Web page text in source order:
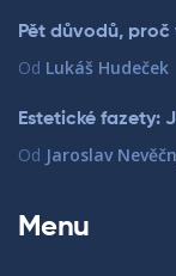
Pět důvodů,
Od Lukáš Hudeček
Estetické fazety:
Od Jaroslav
Menu